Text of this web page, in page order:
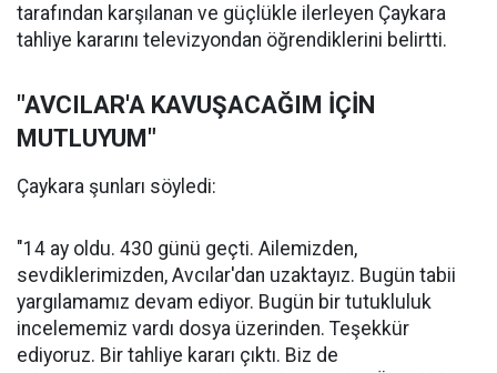
tarafından karşılanan ve güçlükle ilerleyen Çaykara
tahliye kararını televizyondan öğrendiklerini belirtti.
"AVCILAR'A KAVUŞACAĞIM İÇİN
MUTLUYUM"
Çaykara şunları söyledi:
"14 ay oldu. 430 günü geçti. Ailemizden,
sevdiklerimizden, Avcılar'dan uzaktayız. Bugün tabii
yargılamamız devam ediyor. Bugün bir tutukluluk
incelememiz vardı dosya üzerinden. Teşekkür
ediyoruz. Bir tahliye kararı çıktı. Biz de